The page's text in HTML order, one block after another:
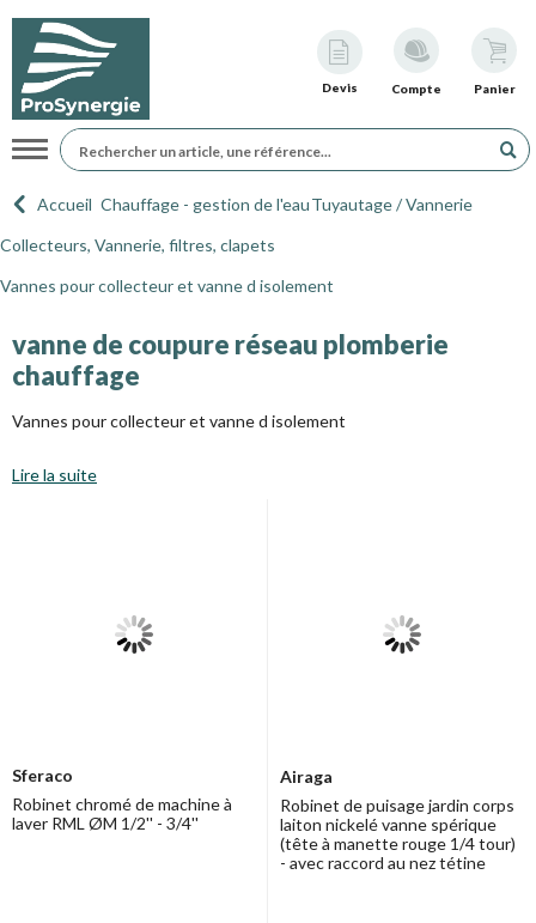
Devis Compte Panier
Navigation
Accueil Chauffage - gestion de l'eauTuyautage / Vannerie
Collecteurs, Vannerie, filtres, clapets
Vannes pour collecteur et vanne d isolement
vanne de coupure réseau plomberie
chauffage
Vannes pour collecteur et vanne d isolement
Lire la suite
Sferaco
Robinet chromé de machine à
laver RML ØM 1/2'' - 3/4''
Airaga
Robinet de puisage jardin corps
laiton nickelé vanne spérique
(tête à manette rouge 1/4 tour)
- avec raccord au nez tétine